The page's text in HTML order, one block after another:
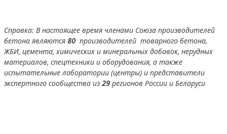
Справка: В настоящее время членами Союза производителей
бетона являются 80 производителей товарного бетона,
ЖБИ, цемента, химических и минеральных добавок, нерудных
материалов, спецтехники и оборудования, а также
испытательные лаборатории (центры) и представители
экспертного сообщества из 29 регионов России и Беларуси